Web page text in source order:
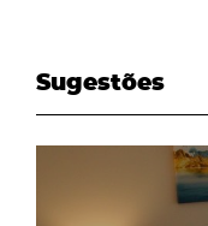
Sugestões